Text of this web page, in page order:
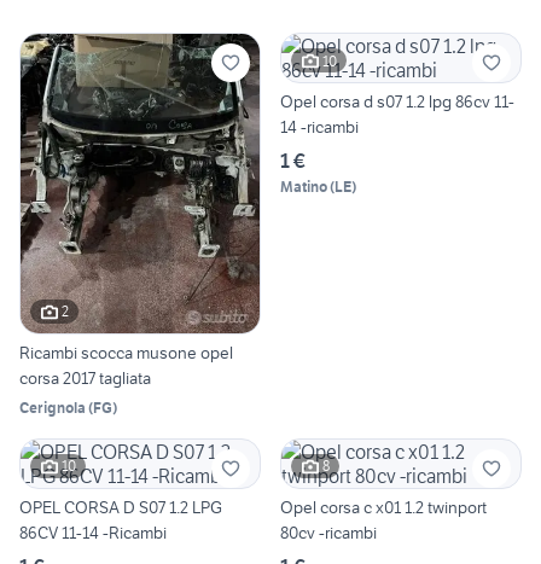
2
Ricambi scocca musone opel
corsa 2017 tagliata
Cerignola (FG)
10
Opel corsa d s07 1.2 lpg 86cv 11-
14 -ricambi
1 €
Matino(LE)
10
OPEL CORSA D S07 1.2 LPG
86CV 11-14 -Ricambi
8
Opel corsa c x01 1.2 twinport
80cv -ricambi